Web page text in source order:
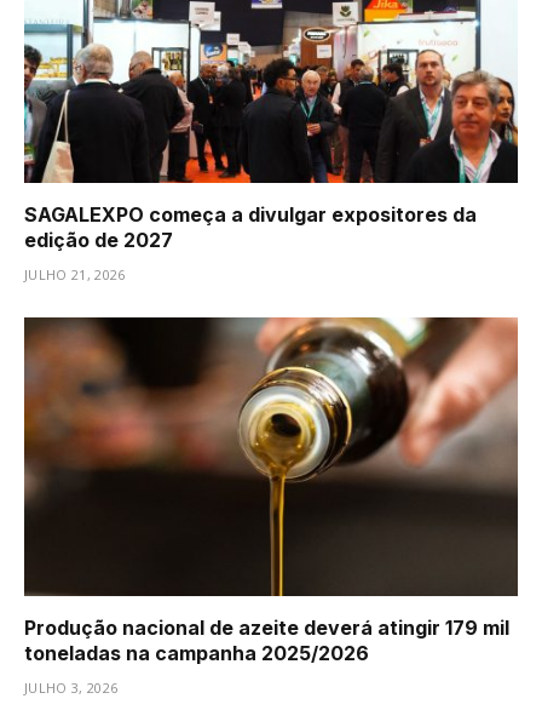
SAGALEXPO começa a divulgar expositores da
edição de 2027
JULHO 21, 2026
Produção nacional de azeite deverá atingir 179 mil
toneladas na campanha 2025/2026
JULHO 3, 2026